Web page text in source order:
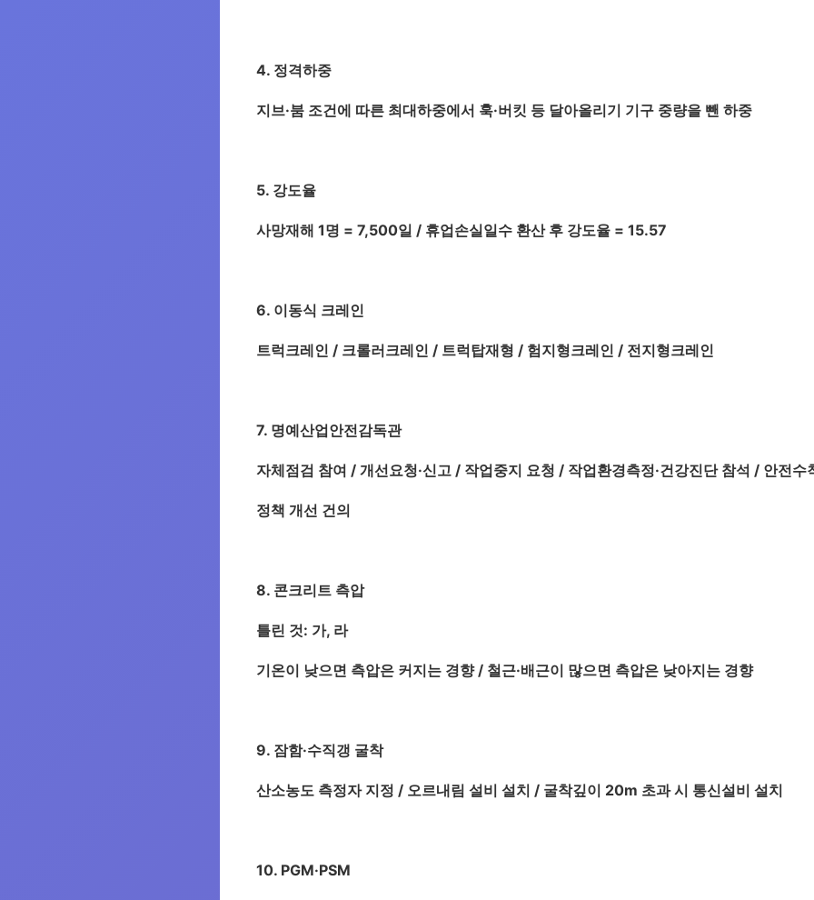
4. 정격하중
지브·붐 조건에 따른 최대하중에서 훅·버킷 등 달아올리기 기구 중량을 뺀 하중
5. 강도율
사망재해 1명 = 7,500일 / 휴업손실일수 환산 후 강도율 = 15.57
6. 이동식 크레인
트럭크레인 / 크롤러크레인 / 트럭탑재형 / 험지형크레인 / 전지형크레인
7. 명예산업안전감독관
자체점검 참여 / 개선요청·신고 / 작업중지 요청 / 작업환경측정·건강진단 참석 / 안전수
정책 개선 건의
8. 콘크리트 측압
틀린 것: 가, 라
기온이 낮으면 측압은 커지는 경향 / 철근·배근이 많으면 측압은 낮아지는 경향
9. 잠함·수직갱 굴착
산소농도 측정자 지정 / 오르내림 설비 설치 / 굴착깊이 20m 초과 시 통신설비 설치
10. PGM·PSM